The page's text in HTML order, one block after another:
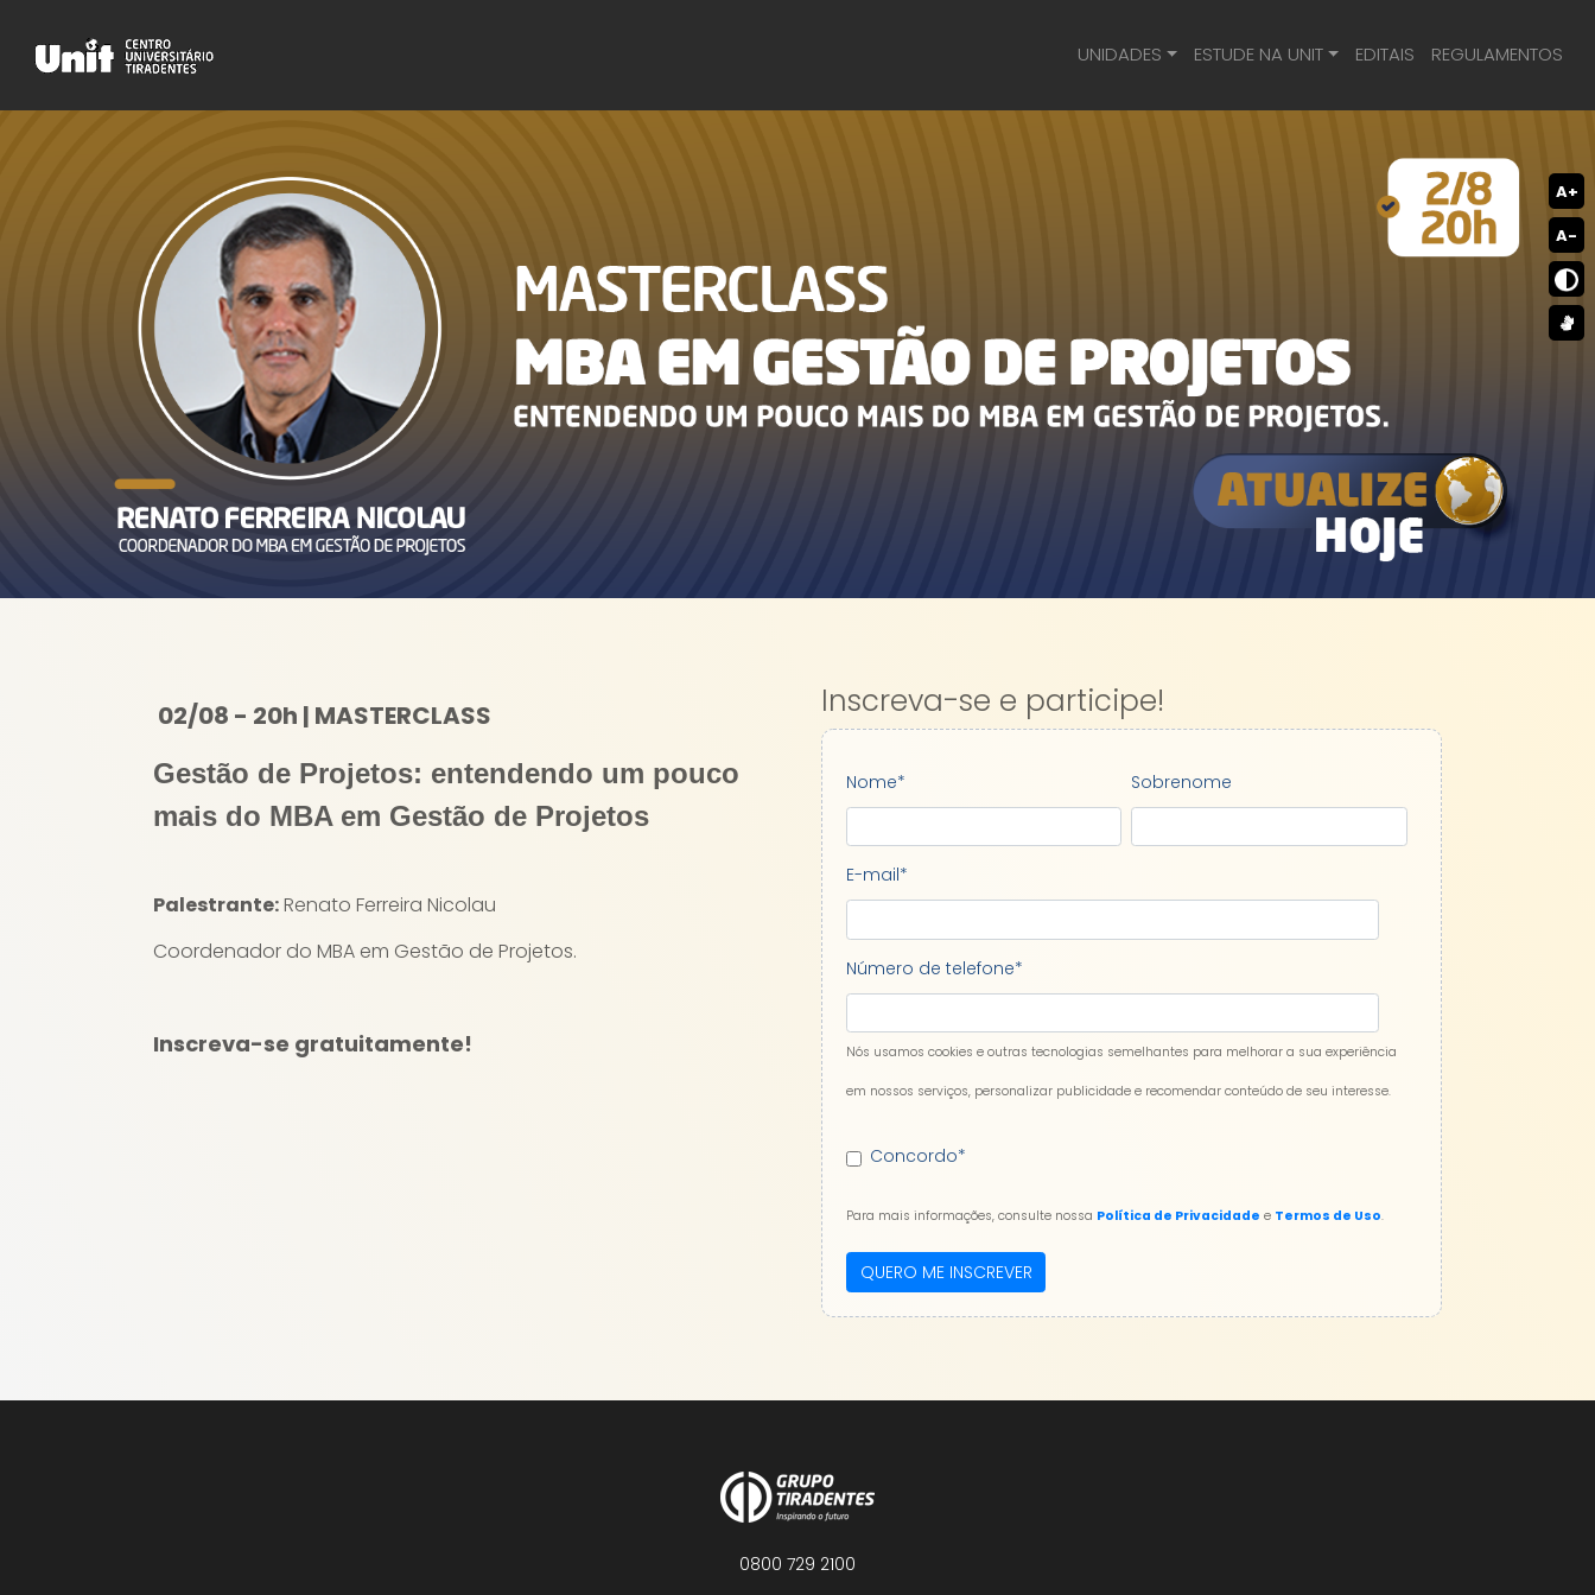
UNIDADES ESTUDE NA UNIT EDITAIS REGULAMENTOS
02/08 - 20h | MASTERCLASS
Gestão de Projetos: entendendo um pouco
mais do MBA em Gestão de Projetos
Palestrante:Renato Ferreira Nicolau
Coordenador do MBA em Gestão de Projetos.
Inscreva-se gratuitamente!
Inscreva-se e participe!
Nome* Sobrenome
E-mail*
Número de telefone*
Nós usamos cookies e outras tecnologias semelhantes para melhorar a sua experiência
em nossos serviços, personalizar publicidade e recomendar conteúdo de seu interesse.
Concordo*
Para mais informações, consulte nossa Política de Privacidade e Termos de Uso.
0800 729 2100
A+
A-